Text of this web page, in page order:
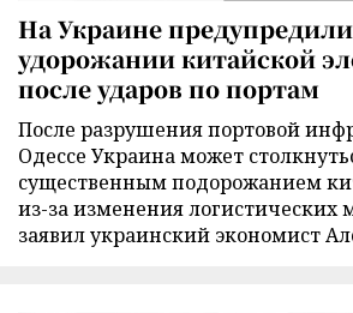
На Украине
удорожании китайской
после ударов по портам
После разрушения портовой
Одессе Украина может
существенным подорожанием
из-за изменения логистических
заявил украинский экономист